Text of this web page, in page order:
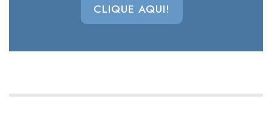
CLIQUE AQUI!